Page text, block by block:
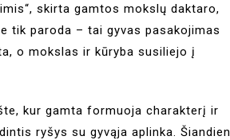
skirta gamtos mokslų daktaro,
tik paroda – tai gyvas pasakojimas
o mokslas ir kūryba susiliejo į
kur gamta formuoja charakterį ir
ryšys su gyvąja aplinka. Šiandien